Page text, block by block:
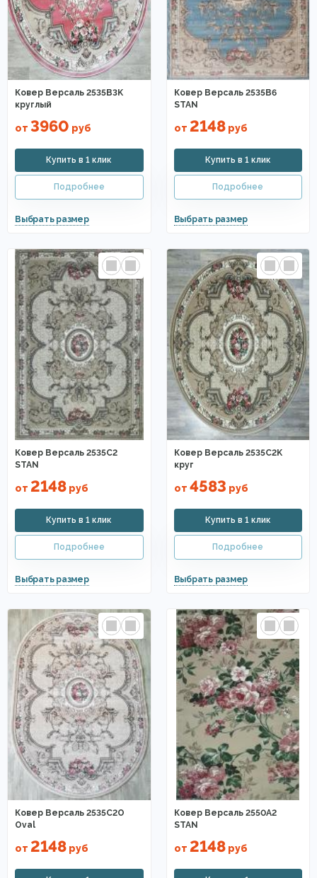
Ковер Версаль 2535B3K
круглый
от 3960 руб
Ковер Версаль 2535B6
STAN
от 2148руб
Ковер Версаль 2535C2
STAN
от 2148 руб
Ковер Версаль 2535C2K
круг
от 4583 руб
Ковер Версаль 2535C2O
Oval
от 2148 руб
Ковер Версаль 2550A2
STAN
от 2148руб